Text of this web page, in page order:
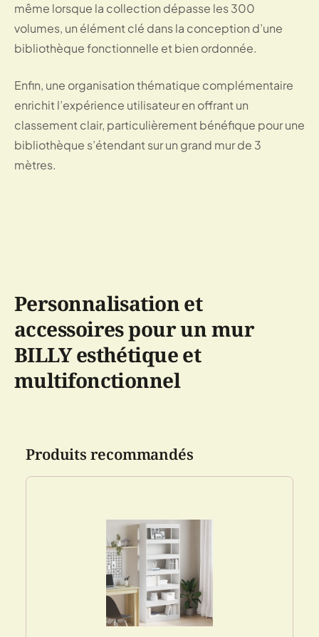
même lorsque la collection dépasse les 300
volumes, un élément clé dans la conception d’une
bibliothèque fonctionnelle et bien ordonnée.
Enfin, une organisation thématique complémentaire
enrichit l’expérience utilisateur en offrant un
classement clair, particulièrement bénéfique pour une
bibliothèque s’étendant sur un grand mur de 3
mètres.
Personnalisation et
accessoires pour un mur
BILLY esthétique et
multifonctionnel
Produits recommandés